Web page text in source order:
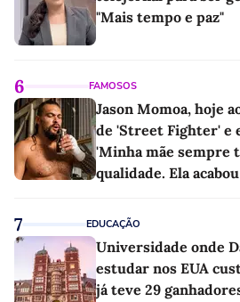
"Mais tempo e paz"
6 FAMOSOS
Jason Momoa, hoje
de 'Street Fighter' e
'Minha mãe sempre
qualidade. Ela
7 EDUCAÇÃO
Universidade onde
estudar nos EUA
já teve 29